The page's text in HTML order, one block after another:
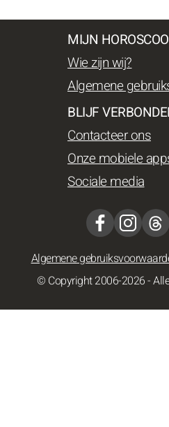
MIJN
Wie zijn wij?
Algemene
BLIJF
Contacteer ons
Onze mobiele
Sociale media
Algemene
© Copyright 2006-2026 -